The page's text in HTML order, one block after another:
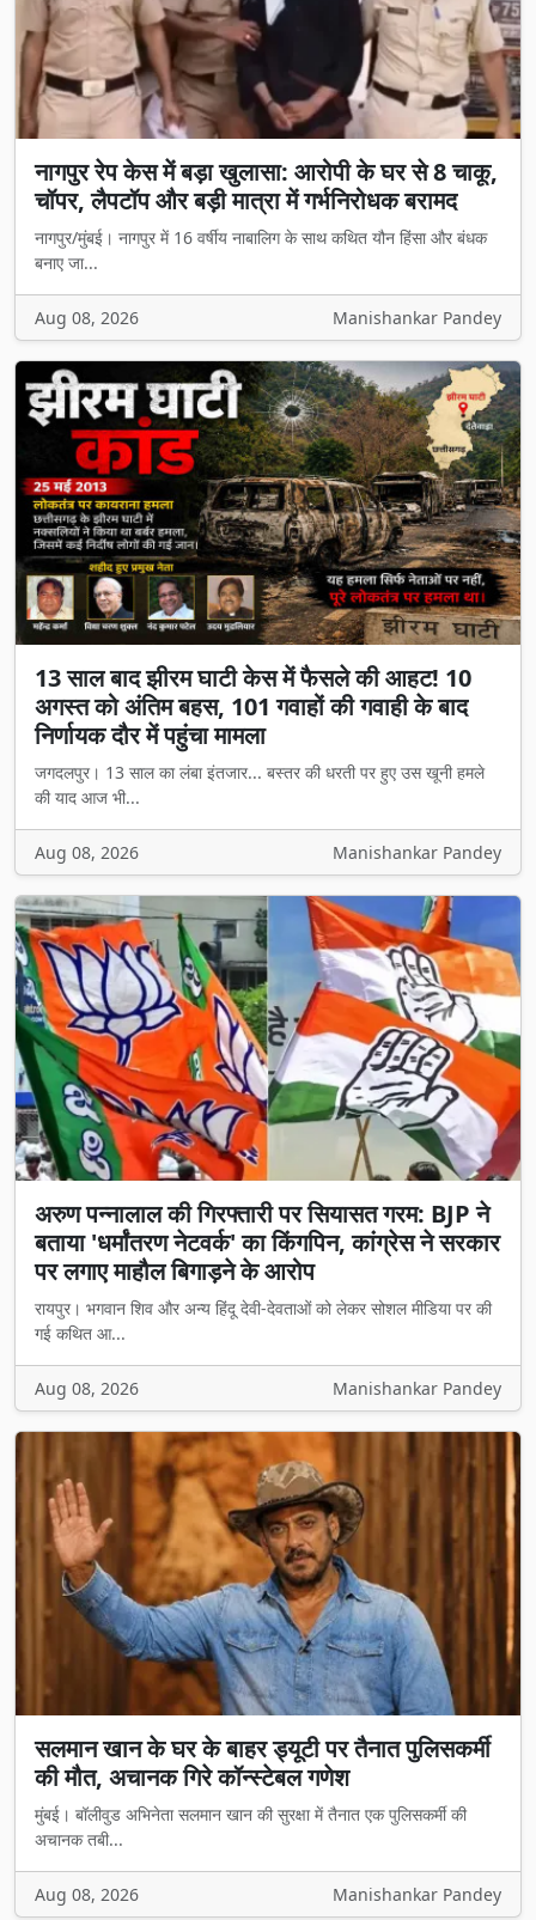
नागपुर रेप केस में बड़ा खुलासा: आरोपी के घर से 8 चाकू,
चॉपर, लैपटॉप और बड़ी मात्रा में गर्भनिरोधक बरामद
नागपुर/मुंबई। नागपुर में 16 वर्षीय नाबालिग के साथ कथित यौन हिंसा और बंधक
बनाए जा...
Aug 08, 2026 Manishankar Pandey
13 साल बाद झीरम घाटी केस में फैसले की आहट! 10
अगस्त को अंतिम बहस, 101 गवाहों की गवाही के बाद
निर्णायक दौर में पहुंचा मामला
जगदलपुर। 13 साल का लंबा इंतजार... बस्तर की धरती पर हुए उस खूनी हमले
की याद आज भी...
Aug 08, 2026 Manishankar Pandey
अरुण पन्नालाल की गिरफ्तारी पर सियासत गरम: BJP ने
बताया 'धर्मांतरण नेटवर्क' का किंगपिन, कांग्रेस ने सरकार
पर लगाए माहौल बिगाड़ने के आरोप
रायपुर। भगवान शिव और अन्य हिंदू देवी-देवताओं को लेकर सोशल मीडिया पर की
गई कथित आ...
Aug 08, 2026 Manishankar Pandey
सलमान खान के घर के बाहर ड्यूटी पर तैनात पुलिसकर्मी
की मौत, अचानक गिरे कॉन्स्टेबल गणेश
मुंबई। बॉलीवुड अभिनेता सलमान खान की सुरक्षा में तैनात एक पुलिसकर्मी की
अचानक तबी...
Aug 08, 2026 Manishankar Pandey